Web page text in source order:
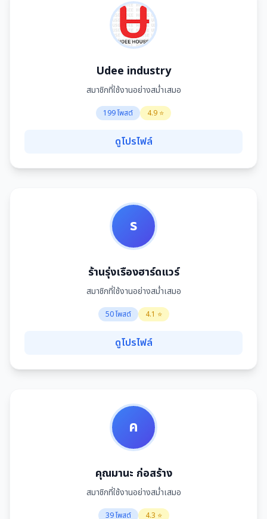
Udee industry
สมาชิกที่ใช้งานอย่างสม่ำเสมอ
199 โพสต์ 4.9 ⭐
ดูโปรไฟล์
ร
ร้านรุ่งเรืองฮาร์ดแวร์
สมาชิกที่ใช้งานอย่างสม่ำเสมอ
50 โพสต์ 4.1 ⭐
ดูโปรไฟล์
ค
คุณมานะ ก่อสร้าง
สมาชิกที่ใช้งานอย่างสม่ำเสมอ
39 โพสต์ 4.3 ⭐